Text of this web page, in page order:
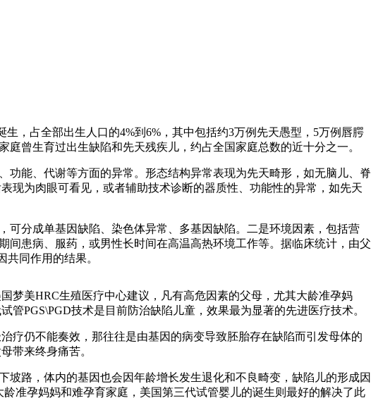
，占全部出生人口的4%到6%，其中包括约3万例先天愚型，5万例唇腭
曾生育过出生缺陷和先天残疾儿，约占全国家庭总数的近十分之一。
能、代谢等方面的异常。形态结构异常表现为先天畸形，如无脑儿、脊
现为肉眼可看见，或者辅助技术诊断的器质性、功能性的异常，如先天
分成单基因缺陷、染色体异常、多基因缺陷。二是环境因素，包括营
患病、服药，或男性长时间在高温高热环境工作等。据临床统计，由父
同作用的结果。
美HRC生殖医疗中心建议，凡有高危因素的父母，尤其大龄准孕妈
PGS\PGD技术是目前防治缺陷儿童，效果最为显著的先进医疗技术。
仍不能奏效，那往往是由基因的病变导致胚胎存在缺陷而引发母体的
带来终身痛苦。
路，体内的基因也会因年龄增长发生退化和不良畸变，缺陷儿的形成因
准孕妈妈和难孕育家庭，美国第三代试管婴儿的诞生则最好的解决了此